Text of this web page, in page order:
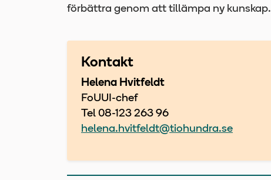
förbättra genom att tillämpa ny kunskap.
Kontakt
Helena Hvitfeldt
FoUUI-chef
Tel 08-123 263 96
helena.hvitfeldt@tiohundra.se